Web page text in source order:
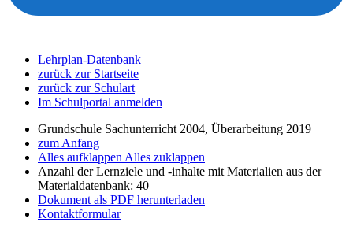
Lehrplan-Datenbank
zurück zur Startseite
zurück zur Schulart
Im Schulportal anmelden
Grundschule Sachunterricht 2004, Überarbeitung 2019
zum Anfang
Alles aufklappen Alles zuklappen
Anzahl der Lernziele und -inhalte mit Materialien aus der
Materialdatenbank: 40
Dokument als PDF herunterladen
Kontaktformular